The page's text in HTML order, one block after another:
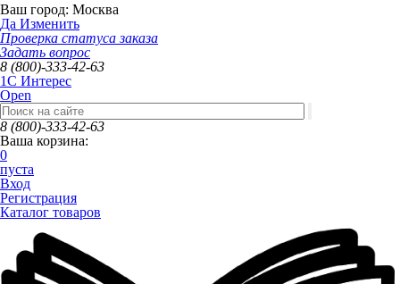
Ваш город: Москва
Да Изменить
Проверка статуса заказа
Задать вопрос
8 (800)-333-42-63
1C Интерес
Open
8 (800)-333-42-63
Ваша корзина:
0
пуста
Вход
Регистрация
Каталог товаров